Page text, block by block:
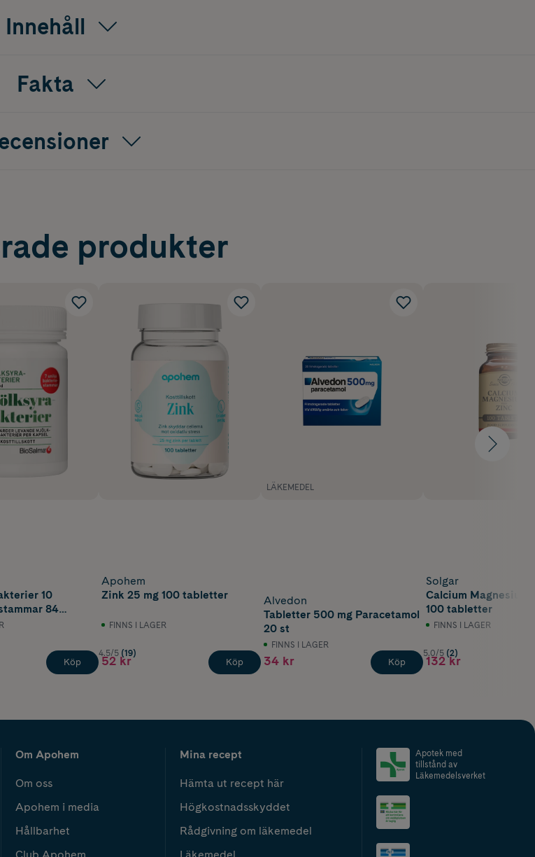
Innehåll
Fakta
produkter
10
84
Köp
Apohem
Zink 25 mg 100 tabletter
FINNS I LAGER
4.5/5 (19)
52 kr Köp
LÄKEMEDEL
Alvedon
Tabletter 500 mg Paracetamol
20 st
FINNS I LAGER
34 kr Köp
Solgar
Calcium Magnesium
100 tabletter
FINNS I LAGER
5.0/5 (2)
132 kr
Om Apohem
Om oss
Apohem i media
Hållbarhet
Club Apohem
Mina recept
Hämta ut recept här
Högkostnadsskyddet
Rådgivning om läkemedel
Läkemedel
Apotek med
tillstånd av
Läkemedelsverket